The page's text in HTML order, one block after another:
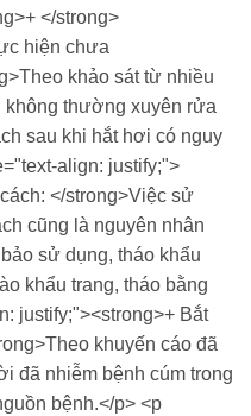
</strong>
hiện chưa
khảo sát từ nhiều
thường xuyên rửa
sau khi hắt hơi có nguy
align: justify;">
</strong>Việc sử
cũng là nguyên nhân
sử dụng, tháo khẩu
khẩu trang, tháo bằng
justify;"><strong>+ Bắt
khuyến cáo đã
đã nhiễm bệnh cúm trong
bệnh.</p> <p